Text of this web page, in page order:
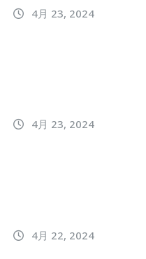
4月 23, 2024
4月 23, 2024
4月 22, 2024